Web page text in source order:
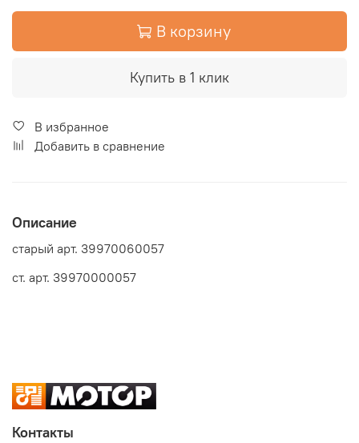
В корзину
Купить в 1 клик
В избранное
Добавить в сравнение
Описание
старый арт. 39970060057
ст. арт. 39970000057
Контакты